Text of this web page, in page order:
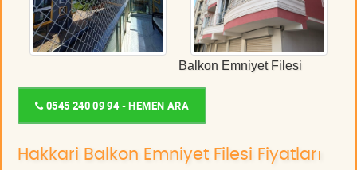
Balkon Emniyet Filesi
0545 240 09 94 - HEMEN ARA
Hakkari Balkon Emniyet Filesi Fiyatları